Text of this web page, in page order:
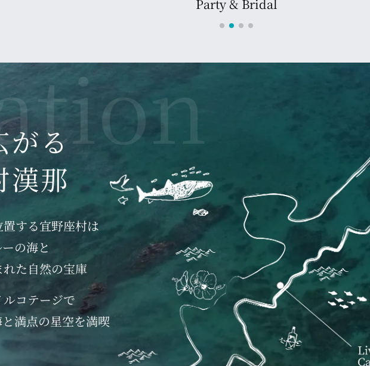
ートをご愛顧頂き誠にありがとうございます。
ンテナンスを実施することとなりました。
～15時
～15時
大変ご迷惑をお掛けいたしますが、何卒ご理解、ご了承賜りますようお願い申し上
場合、時間に変更があります。
が何卒、宜しくお願い申し上げます。
ートをご愛顧頂き誠にありがとうございます。
～15時
次点検を行います。
場合、時間に変更があります。
が何卒、宜しくお願い申し上げます。
紹介
がる
漢那
する宜野座村は
の海と
た 自然の宝庫
ルコテージで
満点の星空を満喫